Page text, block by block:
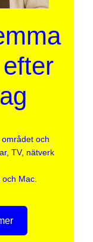
och
TV, nätverk
Mac.